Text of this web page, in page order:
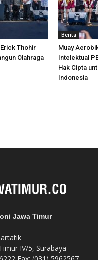
Thohir
Olahraga
Berita
Muay
Intelektual
Hak Cipta
Indonesia
Jawa Timur
IV/5, Surabaya